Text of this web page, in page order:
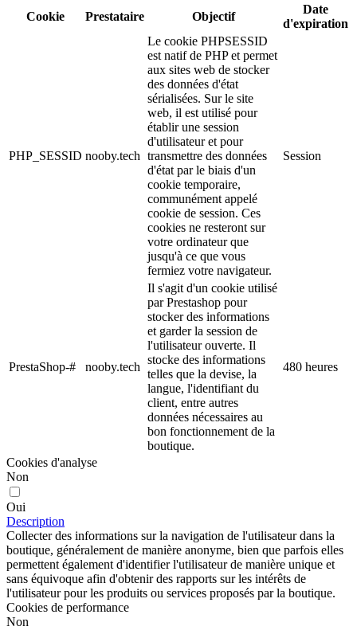
Cookie Prestataire Objectif
Date
d'expiration
PHP_SESSID nooby.tech
Le cookie PHPSESSID
est natif de PHP et permet
aux sites web de stocker
des données d'état
sérialisées. Sur le site
web, il est utilisé pour
établir une session
d'utilisateur et pour
transmettre des données
d'état par le biais d'un
cookie temporaire,
communément appelé
cookie de session. Ces
cookies ne resteront sur
votre ordinateur que
jusqu'à ce que vous
fermiez votre navigateur.
Session
PrestaShop-# nooby.tech
Il s'agit d'un cookie utilisé
par Prestashop pour
stocker des informations
et garder la session de
l'utilisateur ouverte. Il
stocke des informations
telles que la devise, la
langue, l'identifiant du
client, entre autres
données nécessaires au
bon fonctionnement de la
boutique.
480 heures
Cookies d'analyse
Non
Oui
Description
Collecter des informations sur la navigation de l'utilisateur dans la
boutique, généralement de manière anonyme, bien que parfois elles
permettent également d'identifier l'utilisateur de manière unique et
sans équivoque afin d'obtenir des rapports sur les intérêts de
l'utilisateur pour les produits ou services proposés par la boutique.
Cookies de performance
Non